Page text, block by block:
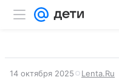
14 октября 2025 Lenta.Ru